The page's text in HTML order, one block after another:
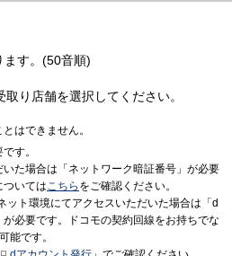
ます。(50音順)
り店舗を選択してください。
はできません。
す。
いた場合は「ネットワーク暗証番号」が必要
ついてはこちら をご確認ください。
ット環境にてアクセスいただいた場合は「d
必要です。ドコモの契約回線をお持ちでな
能です。